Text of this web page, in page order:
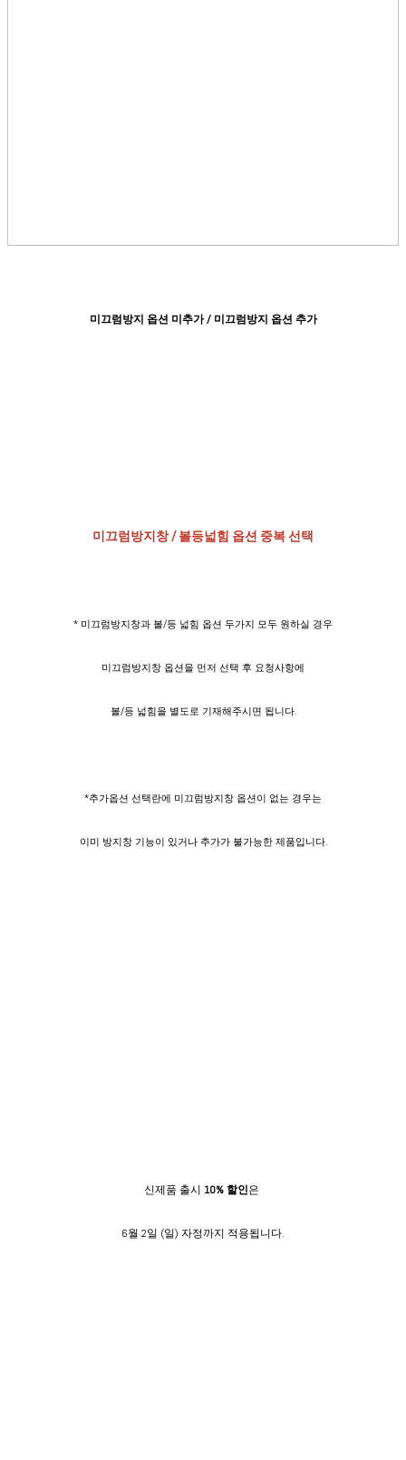
미끄럼방지 옵션 미추가 / 미끄럼방지 옵션 추가​
미끄럼방지창 / 볼등넓힘 옵션 중복 선택
* 미끄럼방지창과 볼/등 넓힘 옵션 두가지 모두 원하실 경우
미끄럼방지창 옵션을 먼저 선택 후 요청사항에
볼/등 넓힘을 별도로 기재해주시면 됩니다.
*추가옵션 선택란에 미끄럼방지창 옵션이 없는 경우는
이미 방지창 기능이 있거나 추가가 불가능한 제품입니다.
신제품 출시 10% 할인은
6월 2일 (일) 자정까지 적용됩니다.